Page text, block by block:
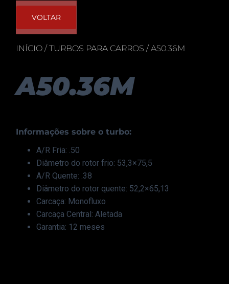
VOLTAR
INÍCIO / TURBOS PARA CARROS / A50.36M
A50.36M
Informações sobre o turbo:
A/R Fria: .50
Diâmetro do rotor frio: 53,3×75,5
A/R Quente: .38
Diâmetro do rotor quente: 52,2×65,13
Carcaça: Monofluxo
Carcaça Central: Aletada
Garantia: 12 meses